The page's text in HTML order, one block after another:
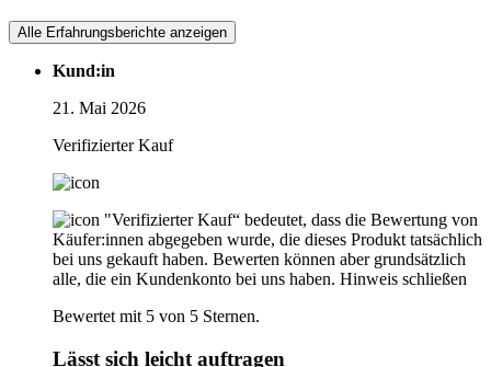
Alle Erfahrungsberichte anzeigen
Kund:in
21. Mai 2026
Verifizierter Kauf
"Verifizierter Kauf“ bedeutet, dass die Bewertung von
Käufer:innen abgegeben wurde, die dieses Produkt tatsächlich
bei uns gekauft haben. Bewerten können aber grundsätzlich
alle, die ein Kundenkonto bei uns haben. Hinweis schließen
Bewertet mit 5 von 5 Sternen.
Lässt sich leicht auftragen